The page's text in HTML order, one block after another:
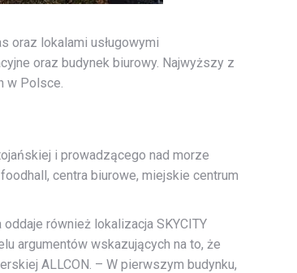
oraz lokalami usługowymi
oraz budynek biurowy. Najwyższy z
w Polsce.
i prowadzącego nad morze
centra biurowe, miejskie centrum
również lokalizacja SKYCITY
argumentów wskazujących na to, że
ALLCON. – W pierwszym budynku,